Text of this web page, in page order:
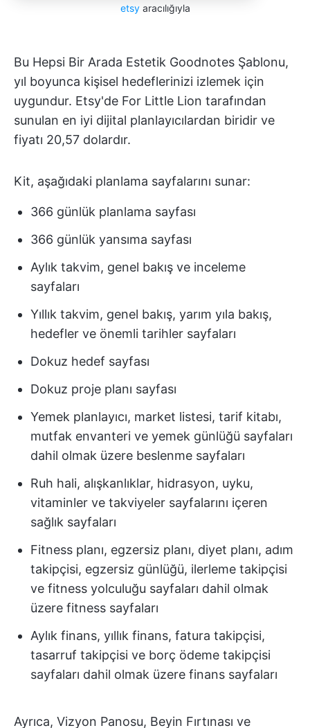
etsyaracılığıyla
Bu Hepsi Bir Arada Estetik Goodnotes Şablonu,
yıl boyunca kişisel hedeflerinizi izlemek için
uygundur. Etsy'de For Little Lion tarafından
sunulan en iyi dijital planlayıcılardan biridir ve
fiyatı 20,57 dolardır.
Kit, aşağıdaki planlama sayfalarını sunar:
366 günlük planlama sayfası
366 günlük yansıma sayfası
Aylık takvim, genel bakış ve inceleme
sayfaları
Yıllık takvim, genel bakış, yarım yıla bakış,
hedefler ve önemli tarihler sayfaları
Dokuz hedef sayfası
Dokuz proje planı sayfası
Yemek planlayıcı, market listesi, tarif kitabı,
mutfak envanteri ve yemek günlüğü sayfaları
dahil olmak üzere beslenme sayfaları
Ruh hali, alışkanlıklar, hidrasyon, uyku,
vitaminler ve takviyeler sayfalarını içeren
sağlık sayfaları
Fitness planı, egzersiz planı, diyet planı, adım
takipçisi, egzersiz günlüğü, ilerleme takipçisi
ve fitness yolculuğu sayfaları dahil olmak
üzere fitness sayfaları
Aylık finans, yıllık finans, fatura takipçisi,
tasarruf takipçisi ve borç ödeme takipçisi
sayfaları dahil olmak üzere finans sayfaları
Ayrıca, Vizyon Panosu, Beyin Fırtınası ve